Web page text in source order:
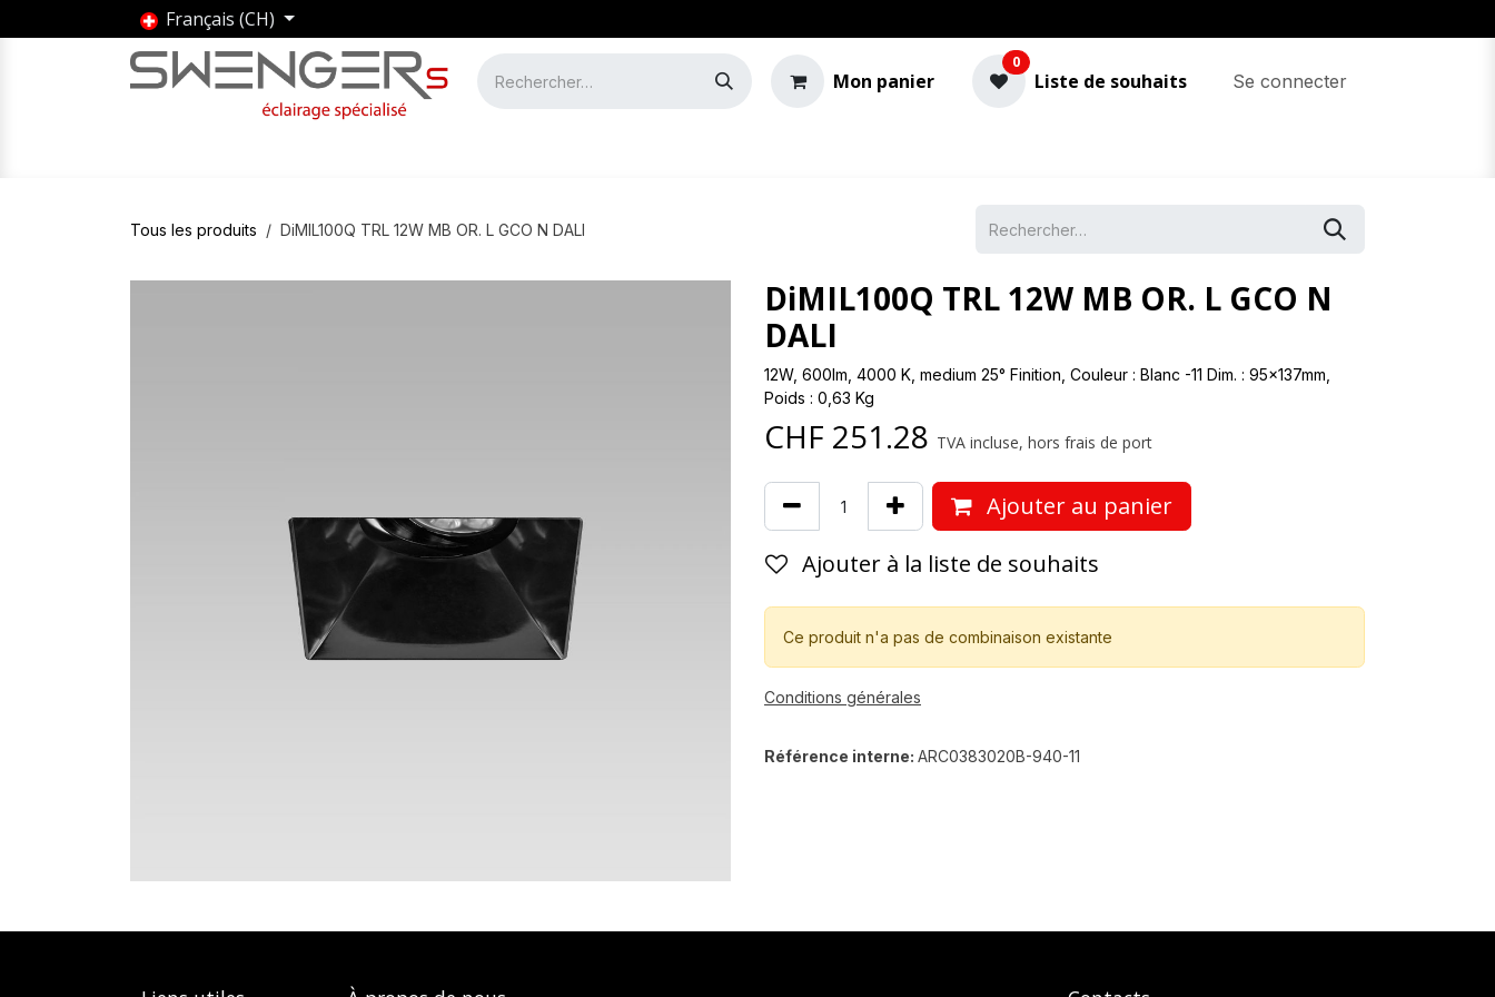
Se rendre au contenu
Français (CH)
Mon panier
0
Liste de souhaits Se connecter
Tous les produits DiMIL100Q TRL 12W MB OR. L GCO N DALI
DiMIL100Q TRL 12W MB OR. L GCO N
DALI
12W, 600lm, 4000 K, medium 25° Finition, Couleur : Blanc -11 Dim. : 95x137mm,
Poids : 0,63 Kg
CHF 251.28 TVA incluse, hors frais de port
Ajouter au panier
Ajouter à la liste de souhaits
Ce produit n'a pas de combinaison existante
Conditions générales
Référence interne: ARC0383020B-940-11